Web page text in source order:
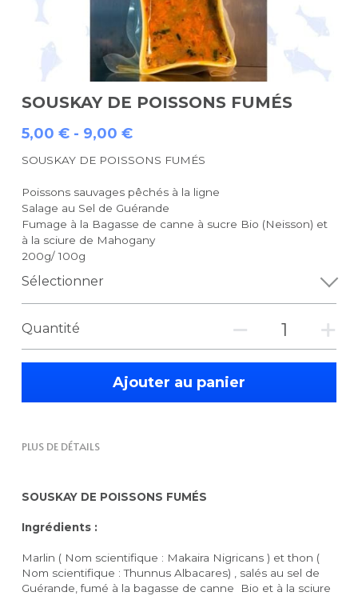
SOUSKAY DE POISSONS FUMÉS
5,00 € - 9,00 €
SOUSKAY DE POISSONS FUMÉS
Poissons sauvages pêchés à la ligne
Salage au Sel de Guérande
Fumage à la Bagasse de canne à sucre Bio (Neisson) et
à la sciure de Mahogany
200g/ 100g
Sélectionner
Quantité
Ajouter au panier
PLUS DE DÉTAILS
SOUSKAY DE POISSONS FUMÉS
Ingrédients :
Marlin ( Nom scientifique : Makaira Nigricans ) et thon (
Nom scientifique : Thunnus Albacares) , salés au sel de
Guérande, fumé à la bagasse de canne  Bio et à la sciure